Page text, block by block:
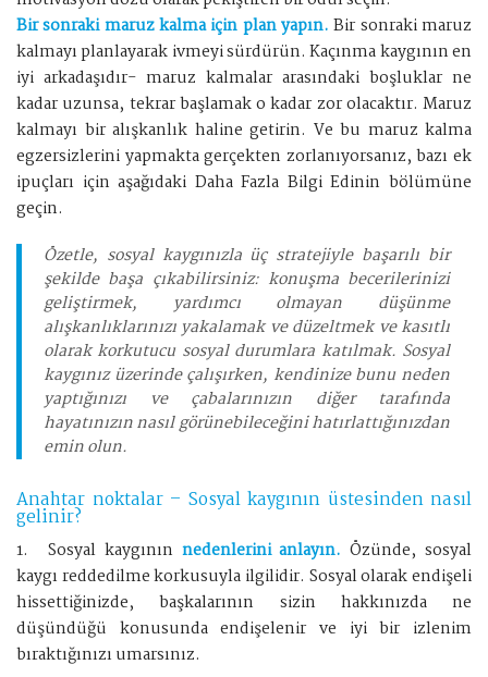
Bir sonraki maruz kalma için plan yapın. Bir sonraki maruz
kalmayı planlayarak ivmeyi sürdürün. Kaçınma kaygının en
iyi arkadaşıdır- maruz kalmalar arasındaki boşluklar ne
kadar uzunsa, tekrar başlamak o kadar zor olacaktır. Maruz
kalmayı bir alışkanlık haline getirin. Ve bu maruz kalma
egzersizlerini yapmakta gerçekten zorlanıyorsanız, bazı ek
ipuçları için aşağıdaki Daha Fazla Bilgi Edinin bölümüne
geçin.
Özetle, sosyal kaygınızla üç stratejiyle başarılı bir
şekilde başa çıkabilirsiniz: konuşma becerilerinizi
geliştirmek, yardımcı olmayan düşünme
alışkanlıklarınızı yakalamak ve düzeltmek ve kasıtlı
olarak korkutucu sosyal durumlara katılmak. Sosyal
kaygınız üzerinde çalışırken, kendinize bunu neden
yaptığınızı ve çabalarınızın diğer tarafında
hayatınızın nasıl görünebileceğini hatırlattığınızdan
emin olun.
Anahtar noktalar – Sosyal kaygının üstesinden nasıl
gelinir?
1. Sosyal kaygının nedenlerini anlayın. Özünde, sosyal
kaygı reddedilme korkusuyla ilgilidir. Sosyal olarak endişeli
hissettiğinizde, başkalarının sizin hakkınızda ne
düşündüğü konusunda endişelenir ve iyi bir izlenim
bıraktığınızı umarsınız.